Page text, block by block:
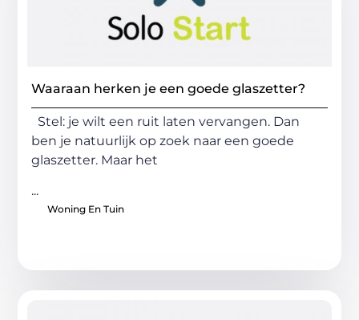
Waaraan herken je een goede glaszetter?
Stel: je wilt een ruit laten vervangen. Dan
ben je natuurlijk op zoek naar een goede
glaszetter. Maar het
...
Woning En Tuin